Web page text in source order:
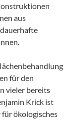
aus
für den
vieler bereits
Krick ist
ökologisches